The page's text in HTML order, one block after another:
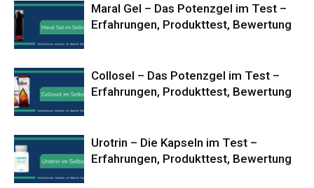
Maral Gel – Das Potenzgel im Test –
Erfahrungen, Produkttest, Bewertung
Collosel – Das Potenzgel im Test –
Erfahrungen, Produkttest, Bewertung
Urotrin – Die Kapseln im Test –
Erfahrungen, Produkttest, Bewertung